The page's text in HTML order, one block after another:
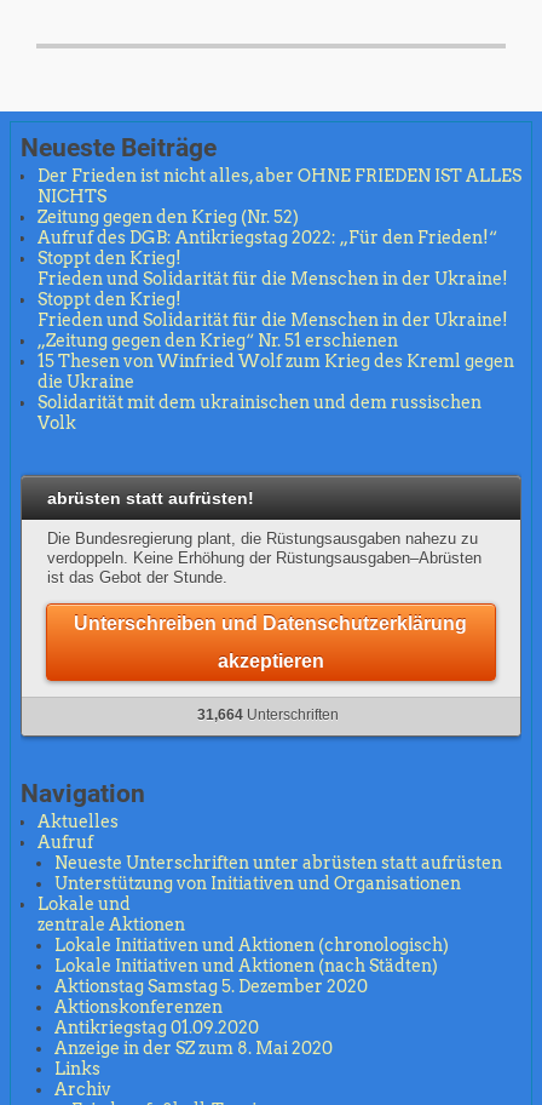
Neueste Beiträge
Der Frieden ist nicht alles, aber OHNE FRIEDEN IST ALLES
NICHTS
Zeitung gegen den Krieg (Nr. 52)
Aufruf des DGB: Antikriegstag 2022: „Für den Frieden!“
Stoppt den Krieg!
Frieden und Solidarität für die Menschen in der Ukraine!
Stoppt den Krieg!
Frieden und Solidarität für die Menschen in der Ukraine!
„Zeitung gegen den Krieg“ Nr. 51 erschienen
15 Thesen von Winfried Wolf zum Krieg des Kreml gegen
die Ukraine
Solidarität mit dem ukrainischen und dem russischen
Volk
abrüsten statt aufrüsten!
Die Bundesregierung plant, die Rüstungsausgaben nahezu zu
verdoppeln. Keine Erhöhung der Rüstungsausgaben–Abrüsten
ist das Gebot der Stunde.
Unterschreiben und Datenschutzerklärung
akzeptieren
31,664 Unterschriften
Navigation
Aktuelles
Aufruf
Neueste Unterschriften unter abrüsten statt aufrüsten
Unterstützung von Initiativen und Organisationen
Lokale und
zentrale Aktionen
Lokale Initiativen und Aktionen (chronologisch)
Lokale Initiativen und Aktionen (nach Städten)
Aktionstag Samstag 5. Dezember 2020
Aktionskonferenzen
Antikriegstag 01.09.2020
Anzeige in der SZ zum 8. Mai 2020
Links
Archiv